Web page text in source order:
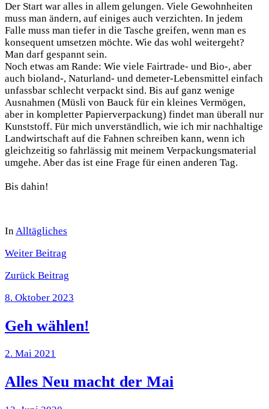
Der Start war alles in allem gelungen. Viele Gewohnheiten
muss man ändern, auf einiges auch verzichten. In jedem
Falle muss man tiefer in die Tasche greifen, wenn man es
konsequent umsetzen möchte. Wie das wohl weitergeht?
Man darf gespannt sein.
Noch etwas am Rande: Wie viele Fairtrade- und Bio-, aber
auch bioland-, Naturland- und demeter-Lebensmittel einfach
unfassbar schlecht verpackt sind. Bis auf ganz wenige
Ausnahmen (Müsli von Bauck für ein kleines Vermögen,
aber in kompletter Papierverpackung) findet man überall nur
Kunststoff. Für mich unverständlich, wie ich mir nachhaltige
Landwirtschaft auf die Fahnen schreiben kann, wenn ich
gleichzeitig so fahrlässig mit meinem Verpackungsmaterial
umgehe. Aber das ist eine Frage für einen anderen Tag.
Bis dahin!
InAlltägliches
Weiter Beitrag
Zurück Beitrag
8. Oktober 2023
Geh wählen!
2. Mai 2021
Alles Neu macht der Mai